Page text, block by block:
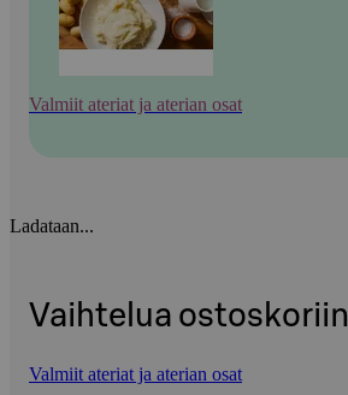
Valmiit ateriat ja aterian osat
Ladataan...
Vaihtelua ostoskoriin
Valmiit ateriat ja aterian osat